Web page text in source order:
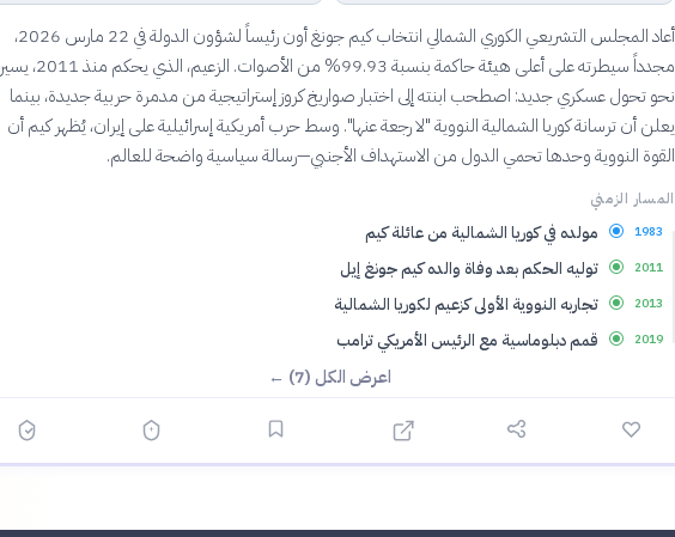
أعاد المجلس التشريعي الكوري الشمالي انتخاب كيم جونغ أون رئيساً لشؤون الدولة في 22 مارس 2026،
مجدداً سيطرته على أعلى هيئة حاكمة بنسبة 99.93% من الأصوات. الزعيم، الذي يحكم منذ 2011، يسير
نحو تحول عسكري جديد: اصطحب ابنته إلى اختبار صواريخ كروز إستراتيجية من مدمرة حربية جديدة، بينما
يعلن أن ترسانة كوريا الشمالية النووية "لا رجعة عنها". وسط حرب أمريكية إسرائيلية على إيران، يُظهر كيم أن
القوة النووية وحدها تحمي الدول من الاستهداف الأجنبي—رسالة سياسية واضحة للعالم.
المسار الزمني
1983 مولده في كوريا الشمالية من عائلة كيم
2011 توليه الحكم بعد وفاة والده كيم جونغ إيل
2013 تجاربه النووية الأولى كزعيم لكوريا الشمالية
2019 قمم دبلوماسية مع الرئيس الأمريكي ترامب
اعرض الكل (7) ←